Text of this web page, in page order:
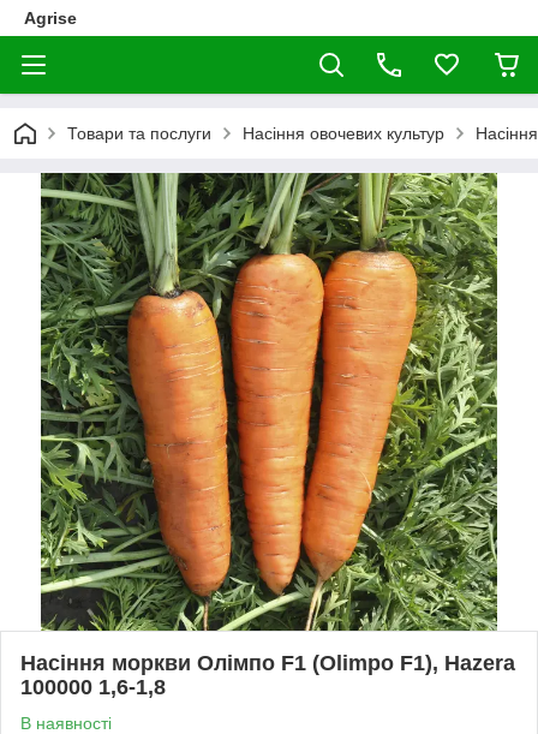
Agrise
Товари та послуги Насіння овочевих культур
Насіння моркви Олімпо F1 (Olimpo F1), Hazera
100000 1,6-1,8
В наявності